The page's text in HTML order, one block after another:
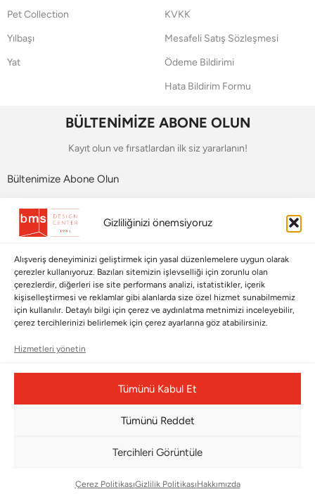
Gizliliğinizi önemsiyoruz
Alışveriş deneyiminizi geliştirmek için yasal düzenlemelere uygun olarak
çerezler kullanıyoruz. Bazıları sitemizin işlevselliği için zorunlu olan
çerezlerdir, diğerleri ise site performans analizi, istatistikler, içerik
kişiselleştirmesi ve reklamlar gibi alanlarda size özel hizmet sunabilmemiz
için kullanılır. Detaylı bilgi için çerez ve aydınlatma metnimizi inceleyebilir,
çerez tercihlerinizi belirlemek için çerez ayarlarına göz atabilirsiniz.
Hizmetleri yönetin
Tümünü Kabul Et
Tümünü Reddet
Tercihleri Görüntüle
Çerez PolitikasıGizlilik PolitikasıHakkımızda
Pet Collection
Yılbaşı
Yat
KVKK
Mesafeli Satış Sözleşmesi
Ödeme Bildirimi
Hata Bildirim Formu
BÜLTENİMİZE ABONE OLUN
Kayıt olun ve fırsatlardan ilk siz yararlanın!
Bültenimize Abone Olun
BMS DESIGN CENTER